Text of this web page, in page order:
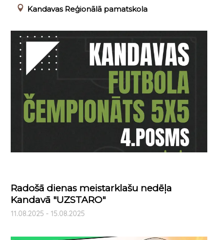
Kandavas Reģionālā pamatskola
Radošā dienas meistarklašu nedēļa
Kandavā "UZSTARO"
11.08.2025 - 15.08.2025